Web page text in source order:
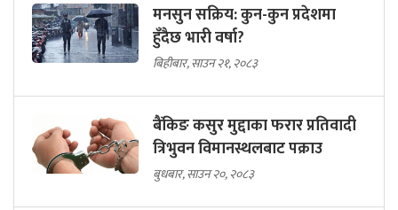
मनसुन सक्रिय: कुन-कुन प्रदेशमा
हुँदैछ भारी वर्षा?
बिहीबार, साउन २१, २०८३
बैंकिङ कसुर मुद्दाका फरार प्रतिवादी
त्रिभुवन विमानस्थलबाट पक्राउ
बुधबार, साउन २०, २०८३